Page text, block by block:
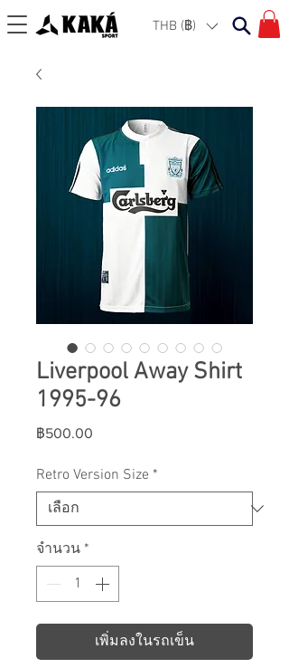
THB (฿)
Liverpool Away Shirt
1995-96
฿500.00
Retro Version Size *
จำนวน *
เพิ่มลงในรถเข็น